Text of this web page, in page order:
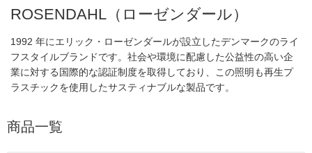
ROSENDAHL（ローゼンダール）
1992 年にエリック・ローゼンダールが設立したデンマークのライ
フスタイルブランドです。社会や環境に配慮した公益性の高い企
業に対する国際的な認証制度を取得しており、この照明も再生プ
ラスチックを使用したサスティナブルな製品です。
商品一覧